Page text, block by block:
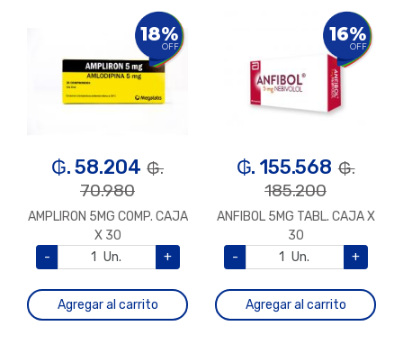
18%
OFF
₲. 58.204 ₲.
70.980
AMPLIRON 5MG COMP. CAJA
X 30
-
Un. +
Agregar al carrito
16%
OFF
₲. 155.568 ₲.
185.200
ANFIBOL 5MG TABL. CAJA X
30
-
Un. +
Agregar al carrito